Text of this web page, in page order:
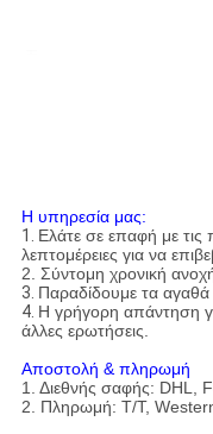
Η υπηρεσία μας:
1. Ελάτε σε επαφή με τις
λεπτομέρειες για να
2. Σύντομη χρονική
3. Παραδίδουμε τα
4. Η γρήγορη απάντηση
άλλες ερωτήσεις.
Αποστολή & πληρωμή
1. Διεθνής σαφής: DHL,
2. Πληρωμή: T/T,